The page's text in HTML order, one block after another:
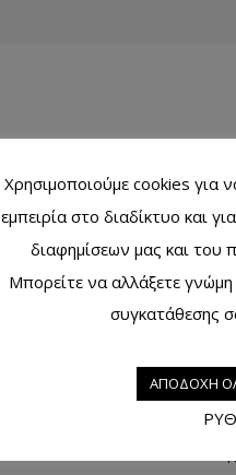
Χρησιμοποιούμε cookies για
εμπειρία στο διαδίκτυο και
διαφημίσεων μας και του
Μπορείτε να αλλάξετε γνώμη
συγκατάθεσης
ΑΠΟΔΟΧΗ